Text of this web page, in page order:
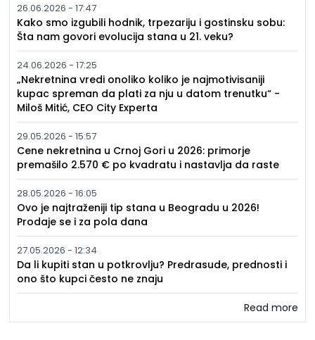
26.06.2026 - 17:47
Kako smo izgubili hodnik, trpezariju i gostinsku sobu:
Šta nam govori evolucija stana u 21. veku?
24.06.2026 - 17:25
„Nekretnina vredi onoliko koliko je najmotivisaniji
kupac spreman da plati za nju u datom trenutku“ -
Miloš Mitić, CEO City Experta
29.05.2026 - 15:57
Cene nekretnina u Crnoj Gori u 2026: primorje
premašilo 2.570 € po kvadratu i nastavlja da raste
28.05.2026 - 16:05
Ovo je najtraženiji tip stana u Beogradu u 2026!
Prodaje se i za pola dana
27.05.2026 - 12:34
Da li kupiti stan u potkrovlju? Predrasude, prednosti i
ono što kupci često ne znaju
Read more